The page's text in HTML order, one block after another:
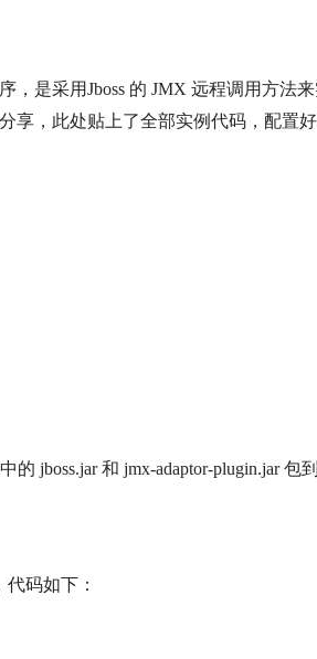
是采用Jboss 的 JMX 远程调用方法
享，此处贴上了全部实例代码，配置好
jboss.jar 和 jmx-adaptor-plugin.jar 包到
码如下：